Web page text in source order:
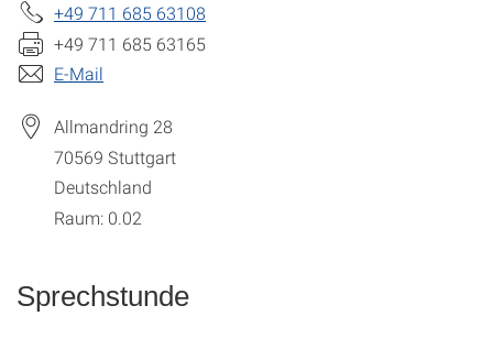
+49 711 685 63108
+49 711 685 63165
E-Mail
Allmandring 28
70569 Stuttgart
Deutschland
Raum: 0.02
Sprechstunde